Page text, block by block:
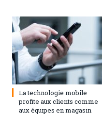
1 février 2021 0
La technologie mobile
profite aux clients comme
aux équipes en magasin